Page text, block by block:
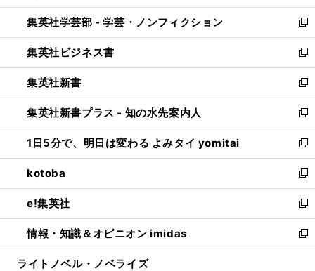
開
く
ウ
で
開
く
ン
ド
ウ
で
開
く
ウ
ィ
ン
ド
ウ
で
開
く
集英社学芸部 - 学芸・ノンフィクション
新
し
い
ウ
ィ
ン
ド
ウ
で
開
く
集英社ビジネス書
新
し
い
ウ
ィ
ン
ド
ウ
で
開
く
集英社新書
新
し
い
ウ
ィ
ン
ド
ウ
で
開
く
集英社新書プラス - 知の水先案内人
新
し
い
ウ
ィ
ン
ド
ウ
で
開
1日5分で、明日は変わる よみタイ yomitai
新
し
い
ウ
ィ
ン
ド
ウ
kotoba
新
し
い
ウ
ィ
ン
e!集英社
新
し
い
ウ
情報・知識＆オピニオン imidas
新
し
ライトノベル・ノベライズ